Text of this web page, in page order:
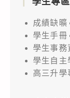
成績缺曠
學生手冊
學生事務
學生自主
高三升學